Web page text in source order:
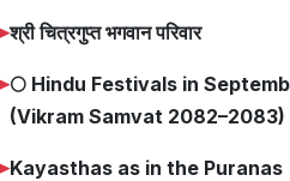
श्री चित्रगुप्त भगवान परिवार
🌕 Hindu Festivals in
(Vikram Samvat 2082–2083)
Kayasthas as in the Puranas